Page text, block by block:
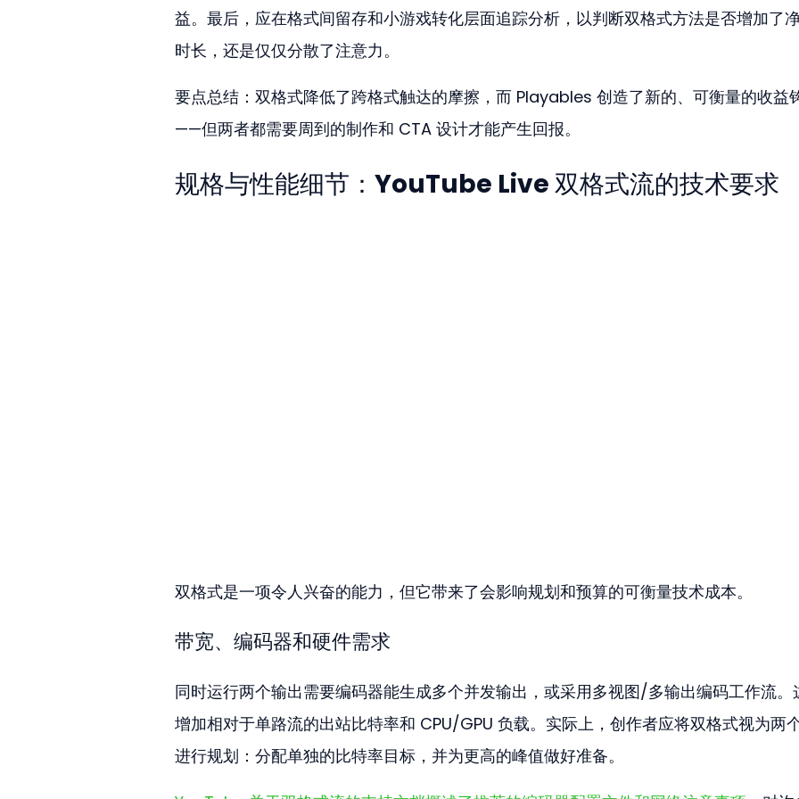
益。最后，应在格式间留存和小游戏转化层面追踪分析，以判断双格式方法是否增加了
时长，还是仅仅分散了注意力。
要点总结：双格式降低了跨格式触达的摩擦，而 Playables 创造了新的、可衡量的收益
——但两者都需要周到的制作和 CTA 设计才能产生回报。
规格与性能细节：YouTube Live 双格式流的技术要求
双格式是一项令人兴奋的能力，但它带来了会影响规划和预算的可衡量技术成本。
带宽、编码器和硬件需求
同时运行两个输出需要编码器能生成多个并发输出，或采用多视图/多输出编码工作流。
增加相对于单路流的出站比特率和 CPU/GPU 负载。实际上，创作者应将双格式视为两
进行规划：分配单独的比特率目标，并为更高的峰值做好准备。